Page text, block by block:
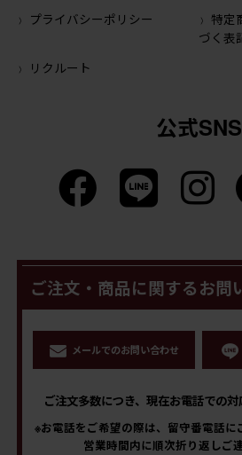
プライバシーポリシー
特定
づく表
リクルート
公式SNS
ご注文・商品に関するお問
メールでのお問い合わせ
ご注文多数につき、現在お電話での
※お電話をご希望の際は、留守番電話に
営業時間内に順次折り返しご